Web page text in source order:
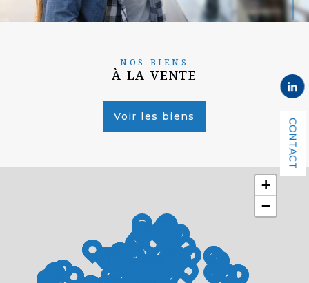
CONTACT
+
−
NOS BIENS
À LA VENTE
Voir les biens